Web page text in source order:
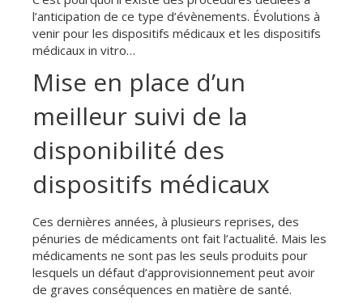
l’anticipation de ce type d’évènements. Évolutions à
venir pour les dispositifs médicaux et les dispositifs
médicaux in vitro…
Mise en place d’un
meilleur suivi de la
disponibilité des
dispositifs médicaux
Ces dernières années, à plusieurs reprises, des
pénuries de médicaments ont fait l’actualité. Mais les
médicaments ne sont pas les seuls produits pour
lesquels un défaut d’approvisionnement peut avoir
de graves conséquences en matière de santé.